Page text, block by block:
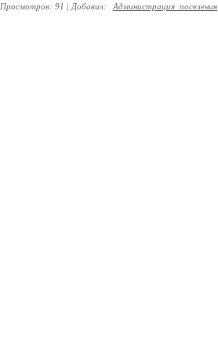
Просмотров: 91 | Добавил: Администрация_поселения